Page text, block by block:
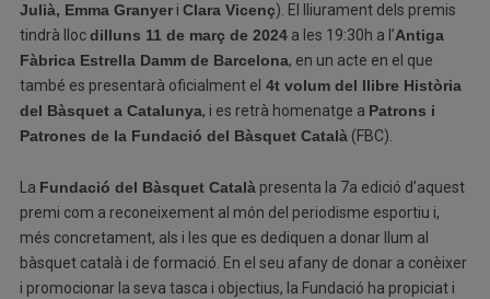
Julià, Emma Granyeri Clara Vicenç). El lliurament dels premis
tindrà llocdilluns 11 de març de 2024a les 19:30h a l’Antiga
Fàbrica Estrella Damm de Barcelona, en un acte en el que
també es presentarà oficialment el 4t volum del llibre Història
del Bàsquet a Catalunya, i es retrà homenatge a Patrons i
Patrones de la Fundació del Bàsquet Català(FBC).
La Fundació del Bàsquet Català presenta la 7a edició d’aquest
premi com a reconeixement al món del periodisme esportiu i,
més concretament, als i les que es dediquen a donar llum al
bàsquet català i de formació. En el seu afany de donar a conèixer
i promocionar la seva tasca i objectius, la Fundació ha propiciat i